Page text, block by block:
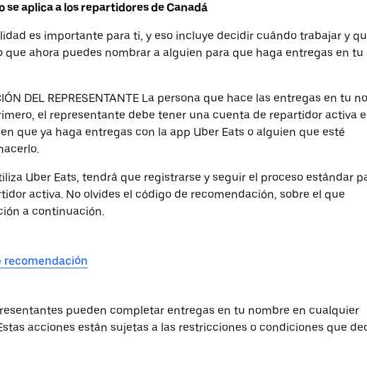
se aplica a los repartidores de Canadá
es importante para ti, y eso incluye decidir cuándo trabajar y
que ahora puedes nombrar a alguien para que haga entregas en tu
DEL REPRESENTANTE La persona que hace las entregas en tu
el representante debe tener una cuenta de repartidor activa
que ya haga entregas con la app Uber Eats o alguien que esté
Uber Eats, tendrá que registrarse y seguir el proceso estándar
activa. No olvides el código de recomendación, sobre el que
a continuación.
recomendación
pueden completar entregas en tu nombre en cualquier
acciones están sujetas a las restricciones o condiciones que